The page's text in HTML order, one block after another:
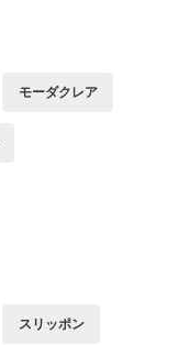
モーダクレア
スリッポン